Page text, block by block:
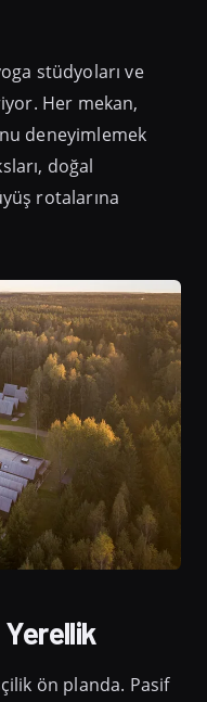
stüdyoları ve
Her mekan,
deneyimlemek
doğal
rotalarına
ön planda. Pasif